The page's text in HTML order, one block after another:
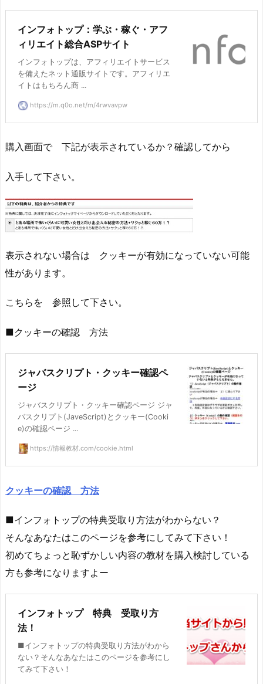
インフォトップ：学ぶ・稼ぐ・アフ
ィリエイト総合ASPサイト
インフォトップは、アフィリエイトサービス
を備えたネット通販サイトです。アフィリエ
イトはもちろん商 ...
https://m.q0o.net/m/4rwvavpw
購入画面で 下記が表示されているか？確認してから
入手して下さい。
表示されない場合は クッキーが有効になっていない可能
性があります。
こちらを 参照して下さい。
■クッキーの確認 方法
ジャバスクリプト・クッキー確認ペ
ージ
ジャバスクリプト・クッキー確認ページ ジャ
バスクリプト(JaveScript)とクッキー(Cooki
e)の確認ページ ...
https://情報教材.com/cookie.html
クッキーの確認 方法
■インフォトップの特典受取り方法がわからない？
そんなあなたはこのページを参考にしてみて下さい！
初めてちょっと恥ずかしい内容の教材を購入検討している
方も参考になりますよー
インフォトップ 特典 受取り方
法！
■インフォトップの特典受取り方法がわから
ない？そんなあなたはこのページを参考にし
てみて下さい！